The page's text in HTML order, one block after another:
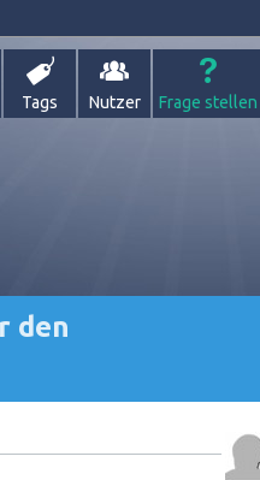
Tags Nutzer Frage stellen
den